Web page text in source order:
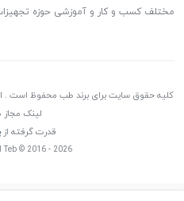
مختلف کسب و کار و آموزشی حوزه
کلیه حقوق سایت برای برند طب محفوظ است .
لینک مجاز
قدرت گرفته از
Teb © 2016 - 2026